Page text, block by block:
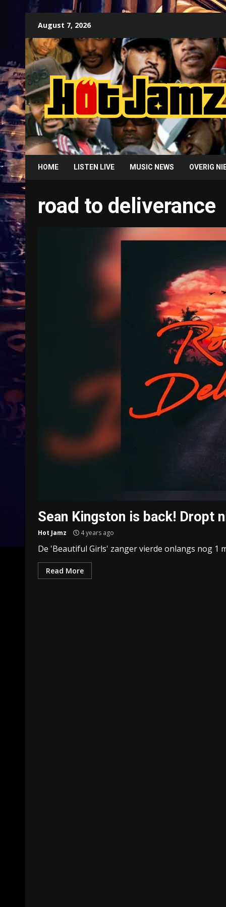
content
August 7, 2026
HOME LISTEN LIVE MUSIC NEWS OVERIG
road to deliverance
Sean Kingston is back! Dropt
Hot Jamz 4 years ago
De 'Beautiful Girls' zanger vierde onlangs nog 1
Read More
Treinkaartjes worden duurder,
abonnementen verdwijnen
9 months ago